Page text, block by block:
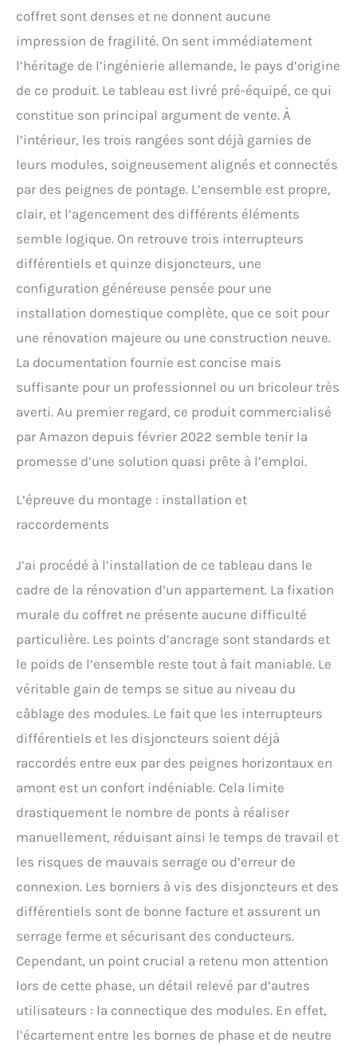
coffret sont denses et ne donnent aucune
impression de fragilité. On sent immédiatement
l’héritage de l’ingénierie allemande, le pays d’origine
de ce produit. Le tableau est livré pré-équipé, ce qui
constitue son principal argument de vente. À
l’intérieur, les trois rangées sont déjà garnies de
leurs modules, soigneusement alignés et connectés
par des peignes de pontage. L’ensemble est propre,
clair, et l’agencement des différents éléments
semble logique. On retrouve trois interrupteurs
différentiels et quinze disjoncteurs, une
configuration généreuse pensée pour une
installation domestique complète, que ce soit pour
une rénovation majeure ou une construction neuve.
La documentation fournie est concise mais
suffisante pour un professionnel ou un bricoleur très
averti. Au premier regard, ce produit commercialisé
par Amazon depuis février 2022 semble tenir la
promesse d’une solution quasi prête à l’emploi.
L’épreuve du montage : installation et
raccordements
J’ai procédé à l’installation de ce tableau dans le
cadre de la rénovation d’un appartement. La fixation
murale du coffret ne présente aucune difficulté
particulière. Les points d’ancrage sont standards et
le poids de l’ensemble reste tout à fait maniable. Le
véritable gain de temps se situe au niveau du
câblage des modules. Le fait que les interrupteurs
différentiels et les disjoncteurs soient déjà
raccordés entre eux par des peignes horizontaux en
amont est un confort indéniable. Cela limite
drastiquement le nombre de ponts à réaliser
manuellement, réduisant ainsi le temps de travail et
les risques de mauvais serrage ou d’erreur de
connexion. Les borniers à vis des disjoncteurs et des
différentiels sont de bonne facture et assurent un
serrage ferme et sécurisant des conducteurs.
Cependant, un point crucial a retenu mon attention
lors de cette phase, un détail relevé par d’autres
utilisateurs : la connectique des modules. En effet,
l’écartement entre les bornes de phase et de neutre